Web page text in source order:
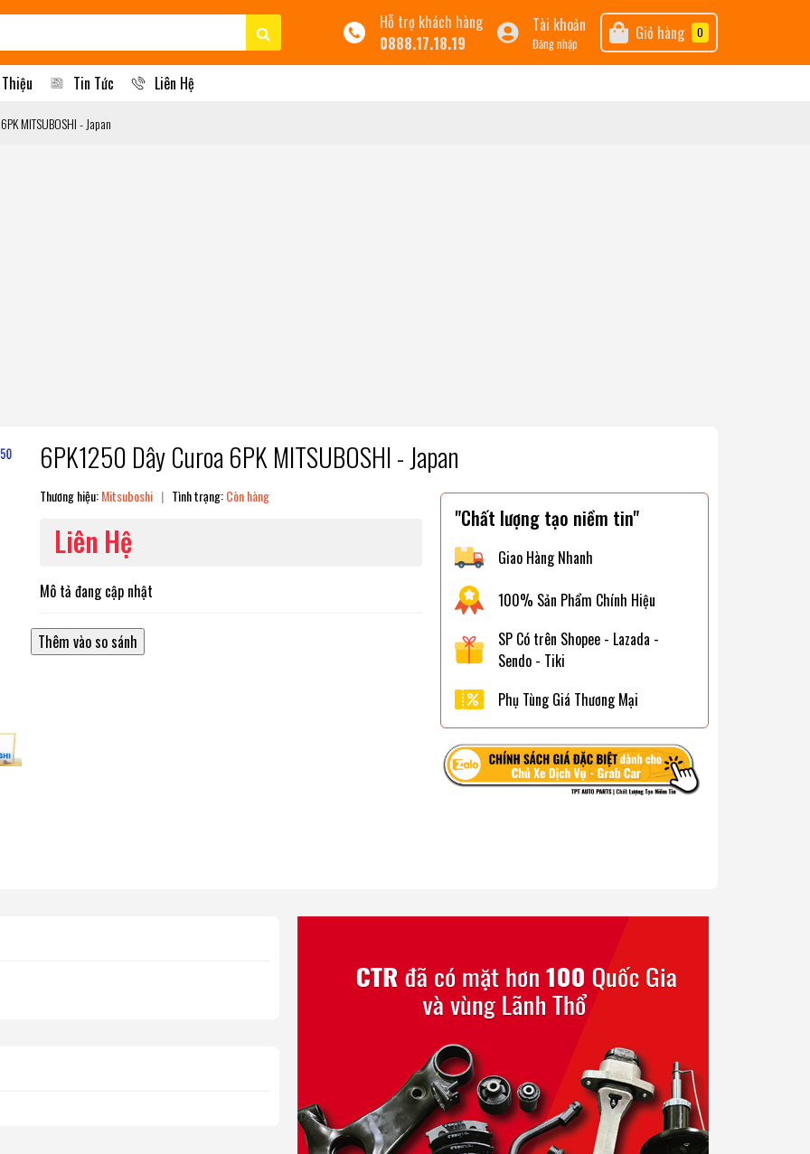
Hỗ trợ khách hàng
0888.17.18.19
Tài khoản
Đăng nhập Giỏ hàng 0
Tin Tức Liên Hệ
MITSUBOSHI - Japan
6PK1250 Dây Curoa 6PK MITSUBOSHI - Japan
Thương hiệu:Mitsuboshi | Tình trạng:Còn hàng
Liên Hệ
Mô tả đang cập nhật
"Chất lượng tạo niềm tin"
Giao Hàng Nhanh
100% Sản Phẩm Chính Hiệu
SP Có trên Shopee - Lazada -
Sendo - Tiki
Phụ Tùng Giá Thương Mại